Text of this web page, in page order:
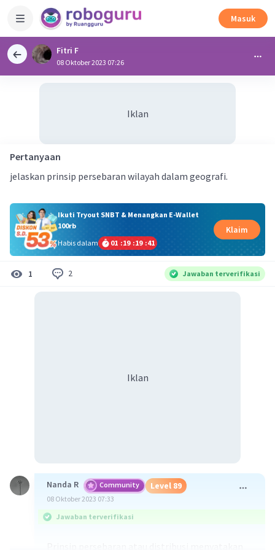
Masuk
Fitri F
08 Oktober 2023 07:26
Iklan
Pertanyaan
jelaskan prinsip persebaran wilayah dalam geografi.
Ikuti Tryout SNBT & Menangkan E-Wallet
100rb
Habis dalam
01 :19 :19 :40
Klaim
1 2 Jawaban terverifikasi
Iklan
Nanda R Community Level 89
08 Oktober 2023 07:33
Jawaban terverifikasi